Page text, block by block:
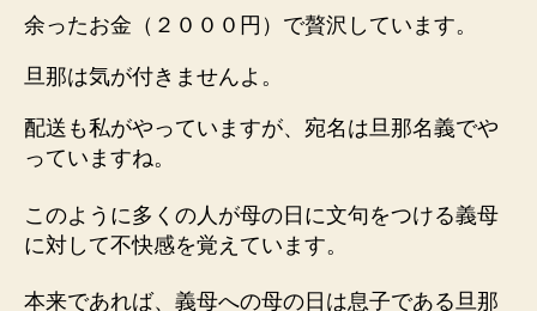
余ったお金（２０００円）で贅沢しています。
旦那は気が付きませんよ。
配送も私がやっていますが、宛名は旦那名義でや
っていますね。
このように多くの人が母の日に文句をつける義母
に対して不快感を覚えています。
本来であれば、義母への母の日は息子である旦那